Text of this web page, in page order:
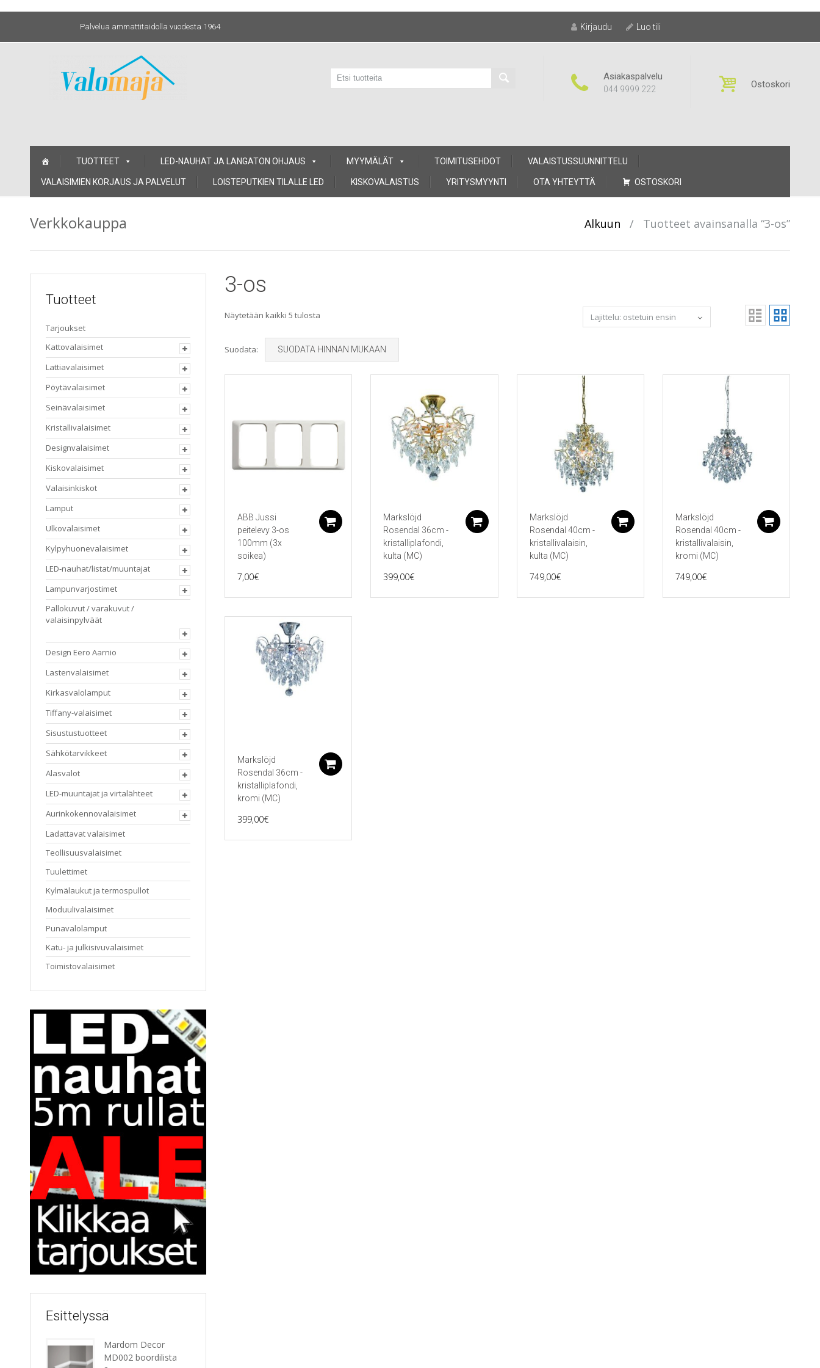
Palvelua ammattitaidolla vuodesta 1964 Kirjaudu Luo tili
Asiakaspalvelu
044 9999 222 Ostoskori
TUOTTEET LED-NAUHAT JA LANGATON OHJAUS MYYMÄLÄT TOIMITUSEHDOT VALAISTUSSUUNNITTELU
VALAISIMIEN KORJAUS JA PALVELUT LOISTEPUTKIEN TILALLE LED KISKOVALAISTUS YRITYSMYYNTI OTA YHTEYTTÄ OSTOSKORI
Verkkokauppa Alkuun / Tuotteet avainsanalla “3-os”
3-os
Näytetään kaikki 5 tulostaSorted
by
popularity
Suodata: SUODATA HINNAN MUKAAN
ABB Jussi
peitelevy 3-os
100mm (3x
soikea)
7,00€
Lisää ostoskoriin
Markslöjd
Rosendal 36cm -
kristalliplafondi,
kulta (MC)
399,00€
Lisää ostoskoriin
Markslöjd
Rosendal 40cm -
kristallivalaisin,
kulta (MC)
749,00€
Lisää ostoskoriin
Markslöjd
Rosendal 40cm -
kristallivalaisin,
kromi (MC)
749,00€
Markslöjd
Rosendal 36cm -
kristalliplafondi,
kromi (MC)
399,00€
Tuotteet
Tarjoukset
Kattovalaisimet
Lattiavalaisimet
Pöytävalaisimet
Seinävalaisimet
Kristallivalaisimet
Designvalaisimet
Kiskovalaisimet
Valaisinkiskot
Lamput
Ulkovalaisimet
Kylpyhuonevalaisimet
LED-nauhat/listat/muuntajat
Lampunvarjostimet
Pallokuvut / varakuvut /
valaisinpylväät
Design Eero Aarnio
Lastenvalaisimet
Kirkasvalolamput
Tiffany-valaisimet
Sisustustuotteet
Sähkötarvikkeet
Alasvalot
LED-muuntajat ja virtalähteet
Aurinkokennovalaisimet
Ladattavat valaisimet
Teollisuusvalaisimet
Tuulettimet
Kylmälaukut ja termospullot
Moduulivalaisimet
Punavalolamput
Katu- ja julkisivuvalaisimet
Toimistovalaisimet
Esittelyssä
Mardom Decor
MD002 boordilista